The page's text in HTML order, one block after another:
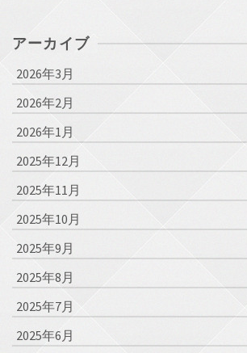
アーカイブ
2026年3月
2026年2月
2026年1月
2025年12月
2025年11月
2025年10月
2025年9月
2025年8月
2025年7月
2025年6月